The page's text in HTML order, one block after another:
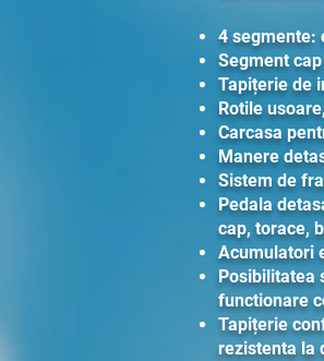
4 segmente:
Segment
Tapițerie de
Rotile
Carcasa
Manere
Sistem de
Pedala
cap, torace,
Acumulatori
Posibilitatea
functionare
Tapițerie
rezistenta la